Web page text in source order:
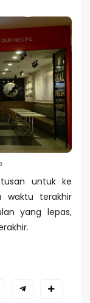
untuk ke
waktu terakhir
yang lepas,